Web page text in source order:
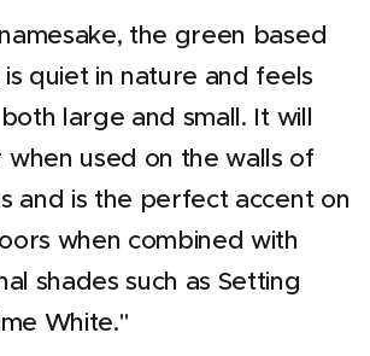
the green based
is quiet in nature and feels
large and small. It will
used on the walls of
and is the perfect accent on
when combined with
shades such as Setting
White."